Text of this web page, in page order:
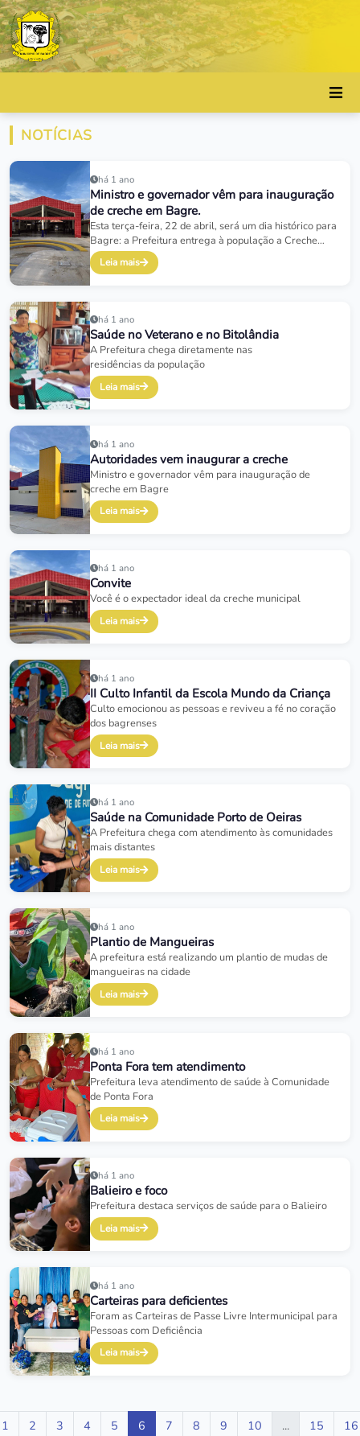
NOTÍCIAS
há 1 ano
Ministro e governador vêm para inauguração
de creche em Bagre.
Esta terça-feira, 22 de abril, será um dia histórico para
Bagre: a Prefeitura entrega à população a Creche
Bispo Dom José Luís Azcona Hermoso, a primeira do
município. A creche é viabilizada em cooperação da
Leia mais
há 1 ano
Saúde no Veterano e no Bitolândia
A Prefeitura chega diretamente nas
residências da população
Leia mais
há 1 ano
Autoridades vem inaugurar a creche
Ministro e governador vêm para inauguração de
creche em Bagre
Leia mais
há 1 ano
Convite
Você é o expectador ideal da creche municipal
Leia mais
há 1 ano
II Culto Infantil da Escola Mundo da Criança
Culto emocionou as pessoas e reviveu a fé no coração
dos bagrenses
Leia mais
há 1 ano
Saúde na Comunidade Porto de Oeiras
A Prefeitura chega com atendimento às comunidades
mais distantes
Leia mais
há 1 ano
Plantio de Mangueiras
A prefeitura está realizando um plantio de mudas de
mangueiras na cidade
Leia mais
há 1 ano
Ponta Fora tem atendimento
Prefeitura leva atendimento de saúde à Comunidade
de Ponta Fora
Leia mais
há 1 ano
Balieiro e foco
Prefeitura destaca serviços de saúde para o Balieiro
Leia mais
há 1 ano
Carteiras para deficientes
Foram as Carteiras de Passe Livre Intermunicipal para
Pessoas com Deficiência
Leia mais
1 2 3 4 5 6 7 8 9 10 ... 15 16